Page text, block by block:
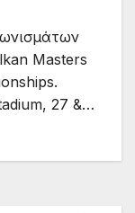
22
Masters
27 &…